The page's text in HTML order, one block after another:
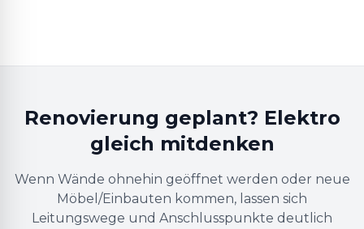
Renovierung geplant? Elektro
gleich mitdenken
Wenn Wände ohnehin geöffnet werden oder neue
Möbel/Einbauten kommen, lassen sich
Leitungswege und Anschlusspunkte deutlich